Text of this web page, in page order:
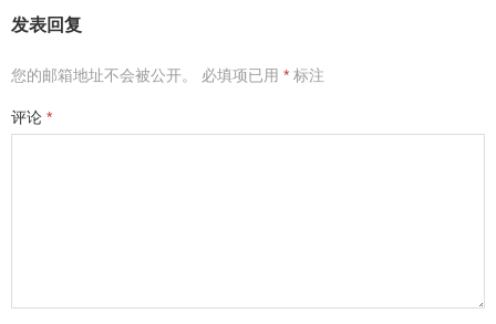
发表回复
您的邮箱地址不会被公开。 必填项已用 * 标注
评论 *